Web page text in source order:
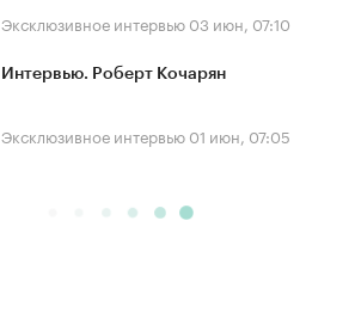
Эксклюзивное интервью 03 июн, 07:10
Интервью. Роберт Кочарян
Эксклюзивное интервью 01 июн, 07:05